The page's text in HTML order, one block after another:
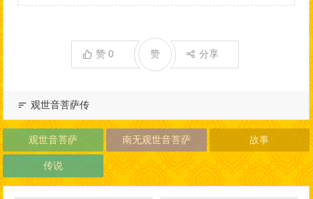
赞0 分享
赞
观世音菩萨传
观世音菩萨 南无观世音菩萨 故事
传说